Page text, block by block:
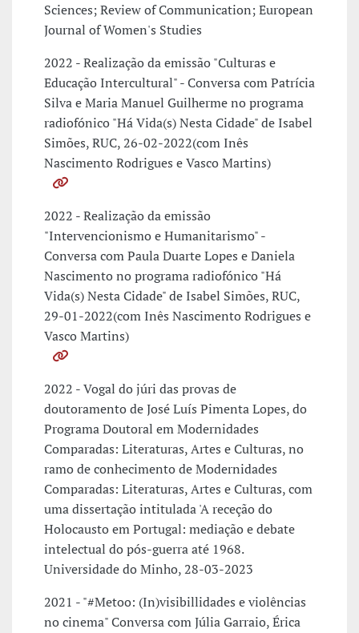
Sciences; Review of Communication; European
Journal of Women's Studies
2022 - Realização da emissão "Culturas e
Educação Intercultural" - Conversa com Patrícia
Silva e Maria Manuel Guilherme no programa
radiofónico "Há Vida(s) Nesta Cidade" de Isabel
Simões, RUC, 26-02-2022(com Inês
Nascimento Rodrigues e Vasco Martins)
2022 - Realização da emissão
"Intervencionismo e Humanitarismo" -
Conversa com Paula Duarte Lopes e Daniela
Nascimento no programa radiofónico "Há
Vida(s) Nesta Cidade" de Isabel Simões, RUC,
29-01-2022(com Inês Nascimento Rodrigues e
Vasco Martins)
2022 - Vogal do júri das provas de
doutoramento de José Luís Pimenta Lopes, do
Programa Doutoral em Modernidades
Comparadas: Literaturas, Artes e Culturas, no
ramo de conhecimento de Modernidades
Comparadas: Literaturas, Artes e Culturas, com
uma dissertação intitulada 'A receção do
Holocausto em Portugal: mediação e debate
intelectual do pós-guerra até 1968.
Universidade do Minho, 28-03-2023
2021 - "#Metoo: (In)visibillidades e violências
no cinema" Conversa com Júlia Garraio, Érica